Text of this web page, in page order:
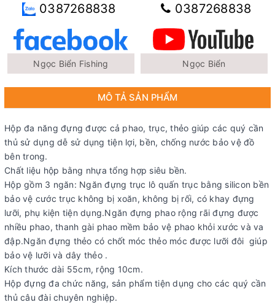
0387268838 0387268838
Ngọc Biển Fishing Ngọc Biển
MÔ TẢ SẢN PHẨM
Hộp đa năng đựng được cả phao, trục, thẻo giúp các quý cần
thủ sử dụng dễ sử dụng tiện lợi, bền, chống nước bảo vệ đồ
bên trong.
Chất liệu hộp bằng nhựa tổng hợp siêu bền.
Hộp gồm 3 ngăn: Ngăn đựng trục lô quấn trục bằng silicon bền
bảo vệ cước trục không bị xoăn, không bị rối, có khay đựng
lưỡi, phụ kiện tiện dụng.Ngăn đựng phao rộng rãi đựng được
nhiều phao, thanh gài phao mềm bảo vệ phao khỏi xước và va
đập.Ngăn đựng thẻo có chốt móc thẻo móc được lưỡi đôi giúp
bảo vệ lưỡi và dây thẻo .
Kích thước dài 55cm, rộng 10cm.
Hộp đựng đa chức năng, sản phẩm tiện dụng cho các quý cần
thủ câu đài chuyên nghiệp.